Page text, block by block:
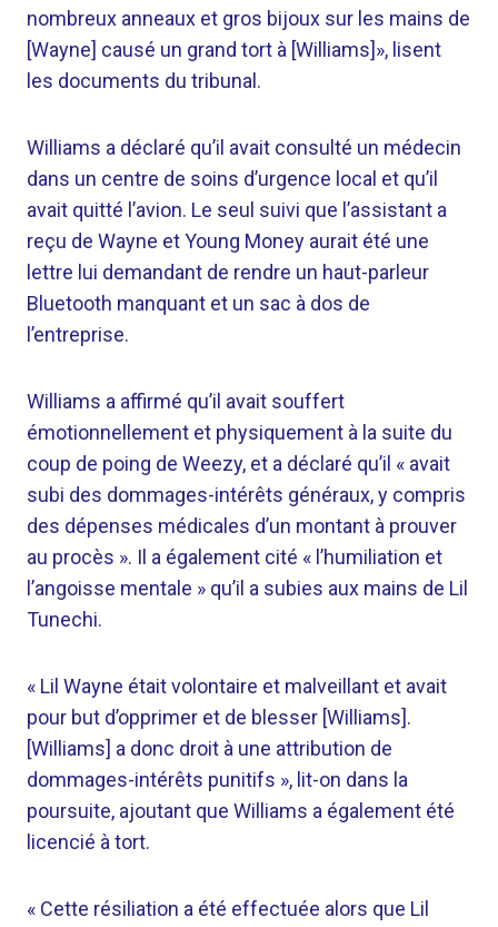
nombreux anneaux et gros bijoux sur les mains de
[Wayne] causé un grand tort à [Williams]», lisent
les documents du tribunal.
Williams a déclaré qu’il avait consulté un médecin
dans un centre de soins d’urgence local et qu’il
avait quitté l’avion. Le seul suivi que l’assistant a
reçu de Wayne et Young Money aurait été une
lettre lui demandant de rendre un haut-parleur
Bluetooth manquant et un sac à dos de
l’entreprise.
Williams a affirmé qu’il avait souffert
émotionnellement et physiquement à la suite du
coup de poing de Weezy, et a déclaré qu’il « avait
subi des dommages-intérêts généraux, y compris
des dépenses médicales d’un montant à prouver
au procès ». Il a également cité « l’humiliation et
l’angoisse mentale » qu’il a subies aux mains de Lil
Tunechi.
« Lil Wayne était volontaire et malveillant et avait
pour but d’opprimer et de blesser [Williams].
[Williams] a donc droit à une attribution de
dommages-intérêts punitifs », lit-on dans la
poursuite, ajoutant que Williams a également été
licencié à tort.
« Cette résiliation a été effectuée alors que Lil